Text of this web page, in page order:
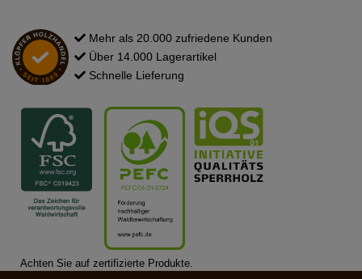
Mehr als 20.000 zufriedene Kunden
Über 14.000 Lagerartikel
Schnelle Lieferung
Achten Sie auf zertifizierte Produkte.